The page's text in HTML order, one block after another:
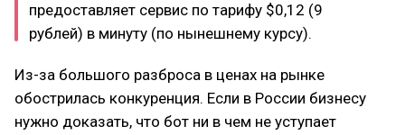
предоставляет сервис по тарифу $0,12 (9
рублей) в минуту (по нынешнему курсу).
Из-за большого разброса в ценах на рынке
обострилась конкуренция. Если в России бизнесу
нужно доказать, что бот ни в чем не уступает